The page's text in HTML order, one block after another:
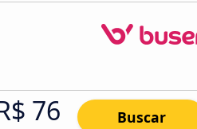
76 Buscar